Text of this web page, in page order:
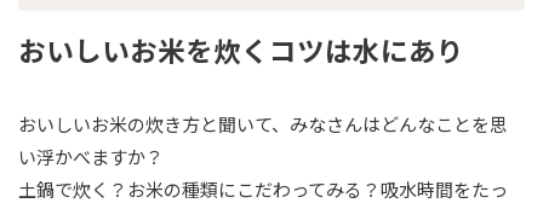
おいしいお米を炊くコツは水にあり
おいしいお米の炊き方と聞いて、みなさんはどんなことを思
い浮かべますか？
土鍋で炊く？お米の種類にこだわってみる？吸水時間をたっ